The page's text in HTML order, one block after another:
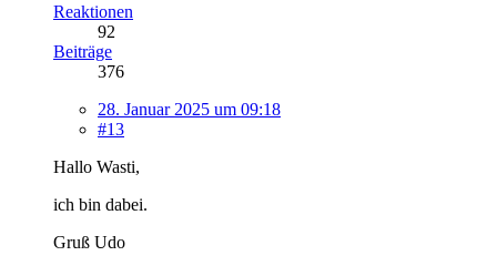
Reaktionen
92
Beiträge
376
28. Januar 2025 um 09:18
#13
Hallo Wasti,
ich bin dabei.
Gruß Udo